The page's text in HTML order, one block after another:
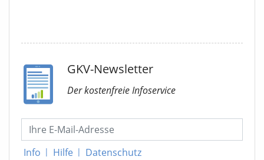
GKV-Newsletter
Der kostenfreie Infoservice
Info | Hilfe | Datenschutz